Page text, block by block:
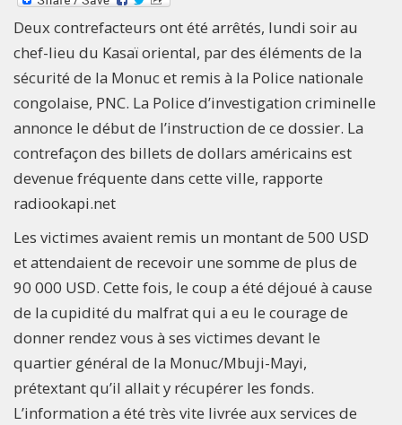
Deux contrefacteurs ont été arrêtés, lundi soir au
chef-lieu du Kasaï oriental, par des éléments de la
sécurité de la Monuc et remis à la Police nationale
congolaise, PNC. La Police d’investigation criminelle
annonce le début de l’instruction de ce dossier. La
contrefaçon des billets de dollars américains est
devenue fréquente dans cette ville, rapporte
radiookapi.net
Les victimes avaient remis un montant de 500 USD
et attendaient de recevoir une somme de plus de
90 000 USD. Cette fois, le coup a été déjoué à cause
de la cupidité du malfrat qui a eu le courage de
donner rendez vous à ses victimes devant le
quartier général de la Monuc/Mbuji-Mayi,
prétextant qu’il allait y récupérer les fonds.
L’information a été très vite livrée aux services de